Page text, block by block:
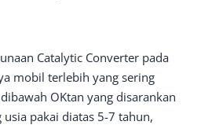
Catalytic Converter pada
mobil terlebih yang sering
OKtan yang disarankan
pakai diatas 5-7 tahun,